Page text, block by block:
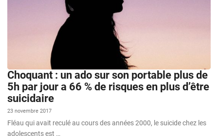
Choquant : un ado sur son portable plus de
5h par jour a 66 % de risques en plus d’être
suicidaire
23 novembre 2017
Fléau qui avait reculé au cours des années 2000, le suicide chez les
adolescents est …